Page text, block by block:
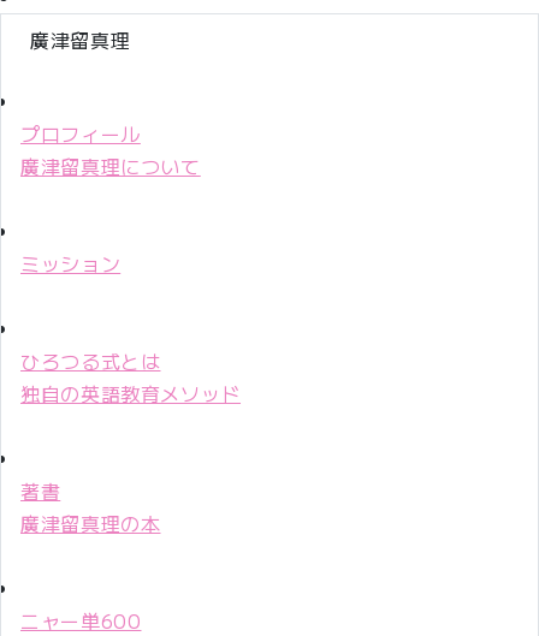
廣津留真理
プロフィール
廣津留真理について
ミッション
ひろつる式とは
独自の英語教育メソッド
著書
廣津留真理の本
ニャー単600